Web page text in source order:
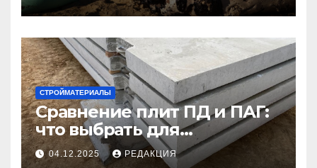
СТРОЙМАТЕРИАЛЫ
Сравнение плит ПД и ПАГ:
что выбрать для
долговечного и прочного
04.12.2025 РЕДАКЦИЯ